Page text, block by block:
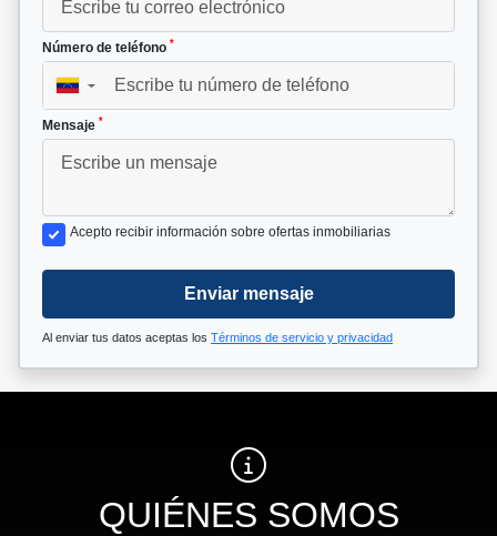
Número de teléfono *
▼
Mensaje *
Acepto recibir información sobre ofertas inmobiliarias
Enviar mensaje
Al enviar tus datos aceptas los Términos de servicio y privacidad
QUIÉNES SOMOS